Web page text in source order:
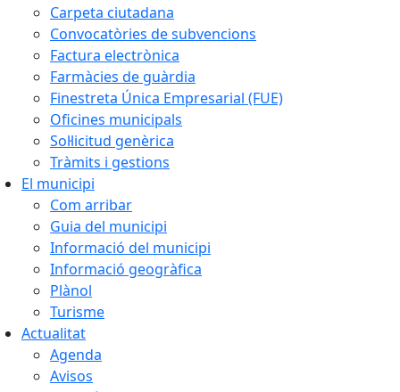
Carpeta ciutadana
Convocatòries de subvencions
Factura electrònica
Farmàcies de guàrdia
Finestreta Única Empresarial (FUE)
Oficines municipals
Sol·licitud genèrica
Tràmits i gestions
El municipi
Com arribar
Guia del municipi
Informació del municipi
Informació geogràfica
Plànol
Turisme
Actualitat
Agenda
Avisos